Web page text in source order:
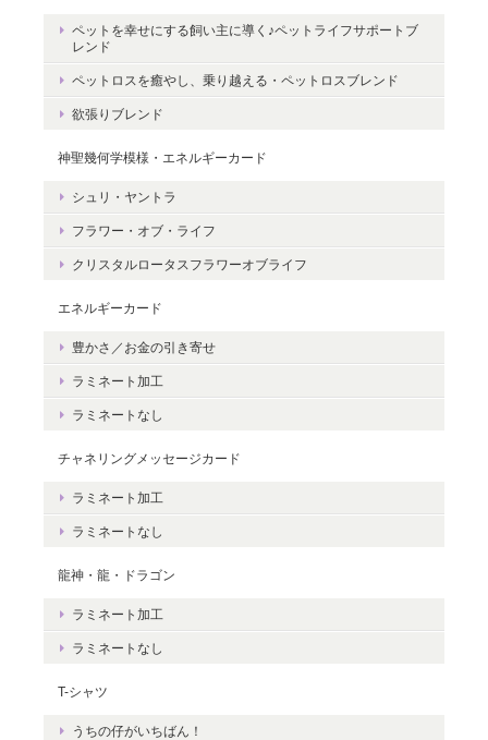
2022/05/30
ながら 絵と共に待ちたいと思います。
レビューありがとうございます。 ペット
さんとの絆をいつも感じていただけると
嬉しいです。＾＾
エネルギーカードを無事に受け取りました。 見ているだけで幸せ
な気持ちになりました。＾＾ 早速お札入れに入れて願いを込めま
した。 きっと温かく見守って頂けると思います。 末永く大切に致
しますね。 この度は本当にどうもありがとうございました。
ペットを幸せにする飼い主に導く♪ペットライフサポートブ
レンド
ペットロスを癒やし、乗り越える・ペットロスブレンド
欲張りブレンド
神聖幾何学模様・エネルギーカード
シュリ・ヤントラ
フラワー・オブ・ライフ
クリスタルロータスフラワーオブライフ
エネルギーカード
豊かさ／お金の引き寄せ
ラミネート加工
ラミネートなし
チャネリングメッセージカード
ラミネート加工
ラミネートなし
龍神・龍・ドラゴン
ラミネート加工
ラミネートなし
T-シャツ
うちの仔がいちばん！